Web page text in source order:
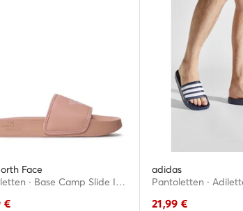
Face
Pantoletten · Base Camp Slide III NF0A4T2SZ1P1 · Rosa
€
adidas
21,99 €